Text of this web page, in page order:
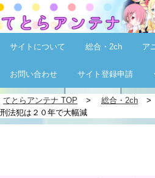
サイトについて 総合・2ch ア
お問い合わせ サイト登録申請
てとらアンテナ TOP 総合・2ch
刑法犯は２０年で大幅減